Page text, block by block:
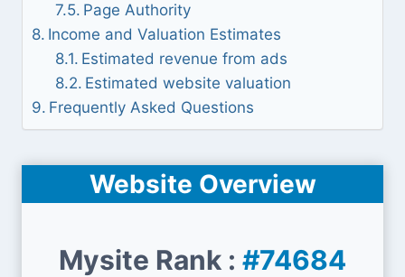
Page Authority
Income and Valuation Estimates
Estimated revenue from ads
Estimated website valuation
Frequently Asked Questions
Website Overview
Mysite Rank : #74684